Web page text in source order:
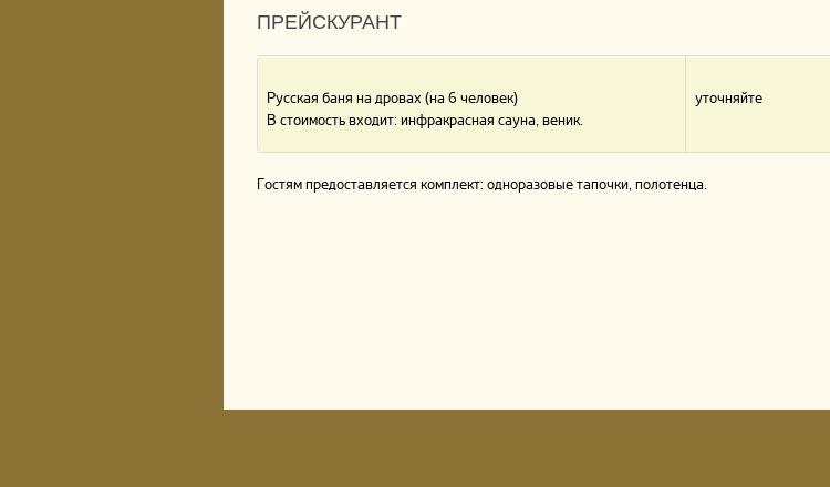
ПРЕЙСКУРАНТ
Русская баня на дровах (на 6 человек)
В стоимость входит: инфракрасная сауна, веник.
уточняйте
Гостям предоставляется комплект: одноразовые тапочки, полотенца.